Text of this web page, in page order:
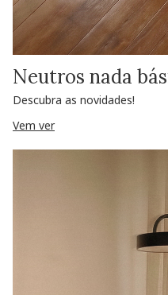
Neutros nada
Descubra as novidades!
Vem ver